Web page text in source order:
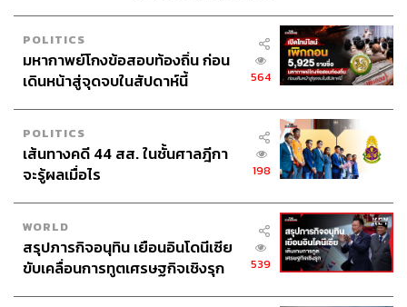
POLITICS
มหากาพย์โกงข้อสอบท้องถิ่น ก่อน
เดินหน้าสู่จุดจบในสัปดาห์นี้
564
POLITICS
เส้นทางคดี 44 สส. ในชั้นศาลฎีกา
จะรู้ผลเมื่อไร
198
WORLD
สรุปภารกิจอนุทิน เยือนอินโดนีเซีย
ขับเคลื่อนการทูตเศรษฐกิจเชิงรุก
539